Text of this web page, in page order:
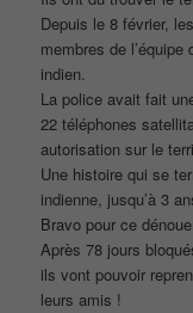
Depuis le 8 février,
membres de l’équipe
indien.
La police avait fait
22 téléphones
autorisation sur le
Une histoire qui se
indienne, jusqu’à 3
Bravo pour ce
Après 78 jours
ils vont pouvoir
leurs amis !